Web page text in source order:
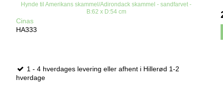
Hynde til Amerikans skammel/Adirondack skammel - sandfarvet -
B:62 x D:54 cm
Cinas
HA333
1 - 4 hverdages levering eller afhent i Hillerød 1-2
hverdage